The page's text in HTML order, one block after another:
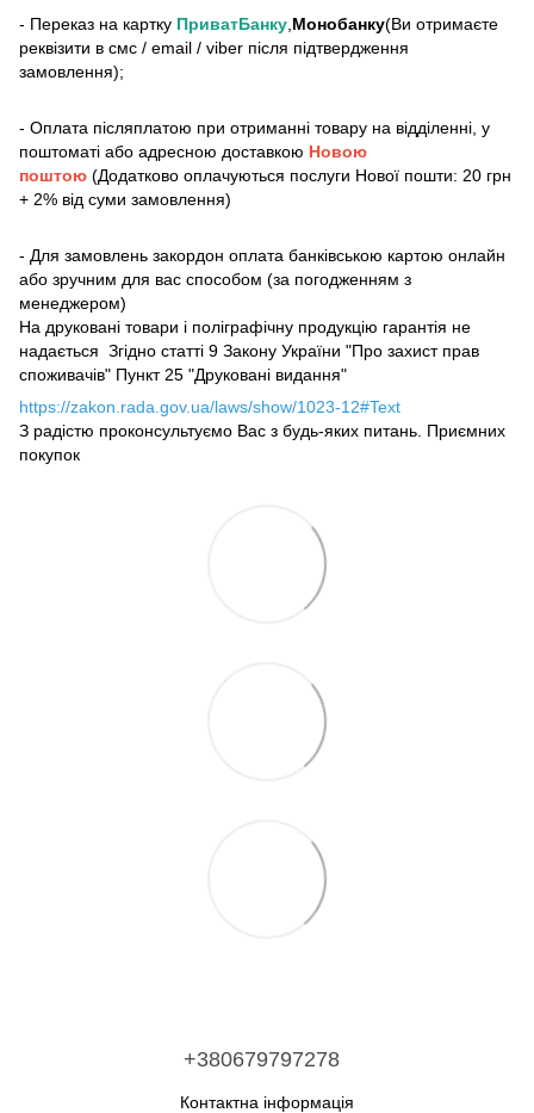
- Переказ на картку ПриватБанку,Монобанку(Ви отримаєте
реквізити в смс / email / viber після підтвердження
замовлення);
- Оплата післяплатою при отриманні товару на відділенні, у
поштоматі або адресною доставкою Новою
поштою (Додатково оплачуються послуги Нової пошти: 20 грн
+ 2% від суми замовлення)
- Для замовлень закордон оплата банківською картою онлайн
або зручним для вас способом (за погодженням з
менеджером)
На друковані товари і поліграфічну продукцію гарантія не
надається Згідно статті 9 Закону України "Про захист прав
споживачів" Пункт 25 "Друковані видання"
https://zakon.rada.gov.ua/laws/show/1023-12#Text
З радістю проконсультуємо Вас з будь-яких питань. Приємних
покупок
+380679797278
Контактна інформація